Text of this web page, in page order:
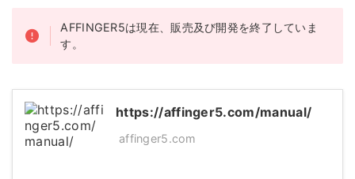
AFFINGER5は現在、販売及び開発を終了していま
す。
https://affinger5.com/manual/
affinger5.com